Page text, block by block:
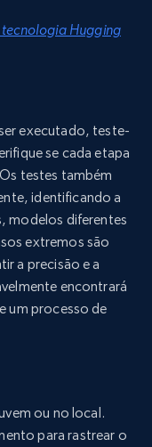
tecnologia Hugging
executado, teste-
se cada etapa
testes também
identificando a
modelos diferentes
extremos são
a precisão e a
encontrará
um processo de
ou no local.
para rastrear o